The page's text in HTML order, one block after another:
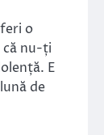
o
că nu-ți
E
de